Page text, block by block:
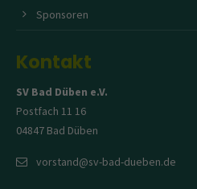
Sponsoren
Kontakt
SV Bad Düben e.V.
Postfach 11 16
04847 Bad Düben
vorstand@sv-bad-dueben.de